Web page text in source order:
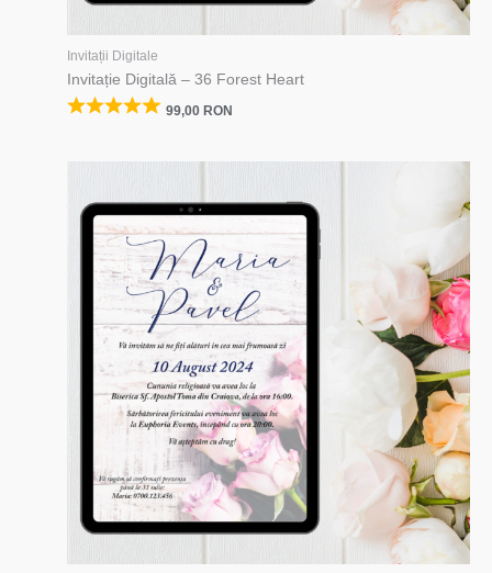
Invitații Digitale
Invitație Digitală – 36 Forest Heart
99,00 RON